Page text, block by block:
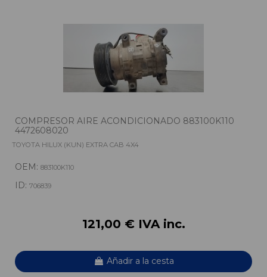
COMPRESOR AIRE ACONDICIONADO 883100K110
4472608020
TOYOTA HILUX (KUN) EXTRA CAB 4X4
OEM: 883100K110
ID: 706839
121,00 € IVA inc.
Añadir a la cesta